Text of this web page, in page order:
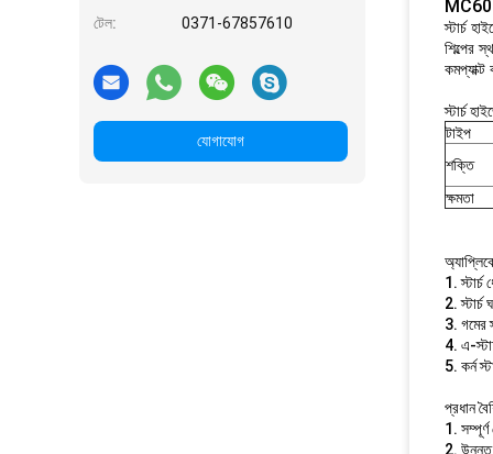
টেল: 0371-67857610
যোগাযোগ
MC600
স্টার্চ
শিল্পের
কমপ্যাক্ট
স্টার্চ
টাইপ
শক্তি
ক্ষমতা
1.
2.
3. গমের
4. এ-
5. কর্ন
প্রধান
1.
2. উন্নত